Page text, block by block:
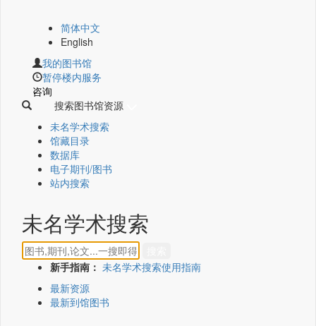
简体中文
English
我的图书馆
暂停楼内服务
咨询
搜索图书馆资源
未名学术搜索
馆藏目录
数据库
电子期刊/图书
站内搜索
未名学术搜索
新手指南： 未名学术搜索使用指南
最新资源
最新到馆图书